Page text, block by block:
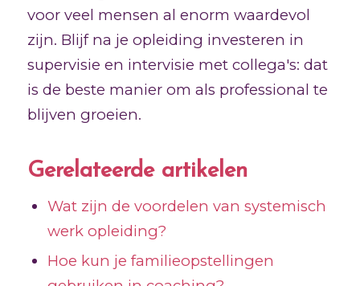
voor veel mensen al enorm waardevol
zijn. Blijf na je opleiding investeren in
supervisie en intervisie met collega's: dat
is de beste manier om als professional te
blijven groeien.
Gerelateerde artikelen
Wat zijn de voordelen van systemisch
werk opleiding?
Hoe kun je familieopstellingen